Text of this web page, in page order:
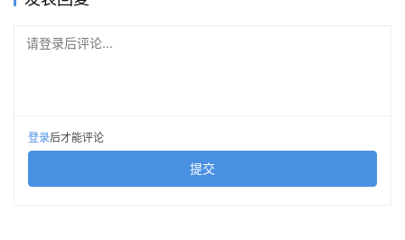
请登录后评论...
登录后才能评论
提交